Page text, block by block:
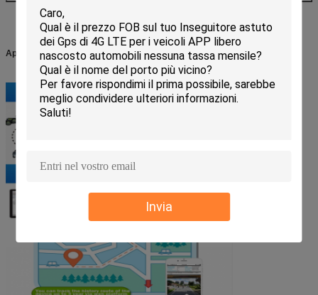
Invia
Applicazioni dell'inseguitore di GPS e dove voi installarlo.